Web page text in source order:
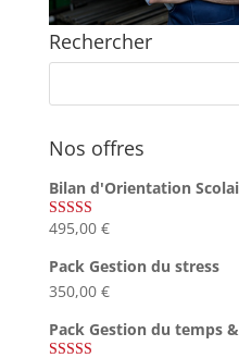
Rechercher
Nos offres
Bilan d'Orientation
Note4.75
495,00 €
Pack Gestion du stress
350,00 €
Pack Gestion du temps